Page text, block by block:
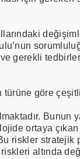
gerekli
göre
Bunun
ortaya
riskler
altında